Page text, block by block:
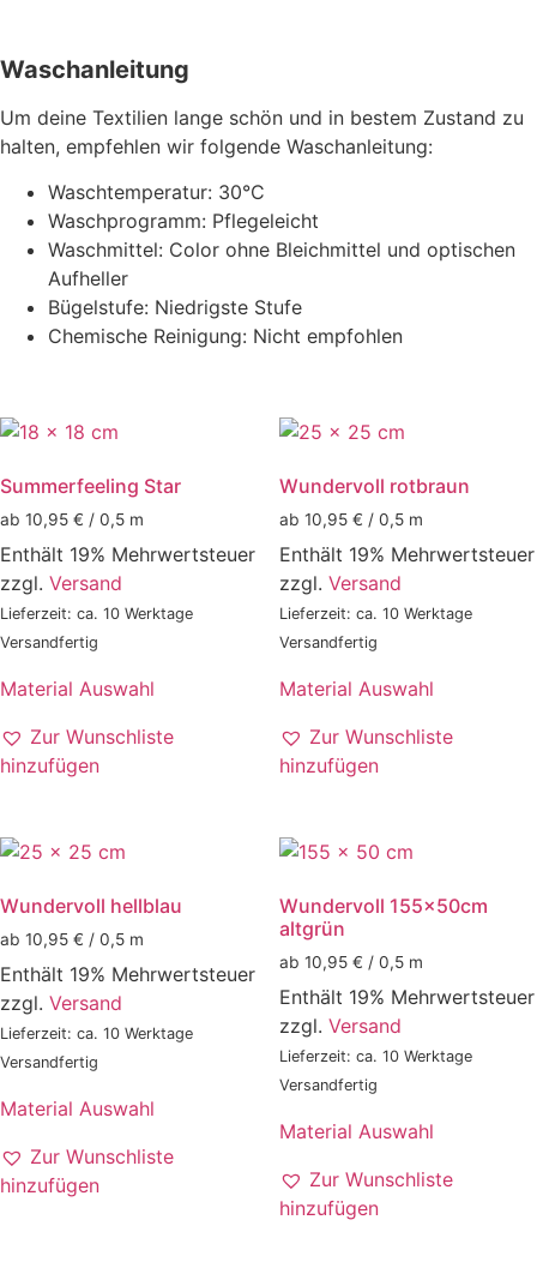
Waschanleitung
Um deine Textilien lange schön und in bestem Zustand zu
halten, empfehlen wir folgende Waschanleitung:
Waschtemperatur: 30°C
Waschprogramm: Pflegeleicht
Waschmittel: Color ohne Bleichmittel und optischen
Aufheller
Bügelstufe: Niedrigste Stufe
Chemische Reinigung: Nicht empfohlen
Summerfeeling Star
ab 10,95 € / 0,5 m
Enthält 19% Mehrwertsteuer
zzgl. Versand
Lieferzeit: ca. 10 Werktage
Versandfertig
Material Auswahl
Zur Wunschliste
hinzufügen
Wundervoll rotbraun
ab 10,95 € / 0,5 m
Enthält 19% Mehrwertsteuer
zzgl. Versand
Lieferzeit: ca. 10 Werktage
Versandfertig
Material Auswahl
Zur Wunschliste
hinzufügen
Wundervoll hellblau
ab 10,95 € / 0,5 m
Enthält 19% Mehrwertsteuer
zzgl. Versand
Lieferzeit: ca. 10 Werktage
Versandfertig
Material Auswahl
Zur Wunschliste
hinzufügen
Wundervoll 155x50cm
altgrün
ab 10,95 € / 0,5 m
Enthält 19% Mehrwertsteuer
zzgl. Versand
Lieferzeit: ca. 10 Werktage
Versandfertig
Material Auswahl
Zur Wunschliste
hinzufügen